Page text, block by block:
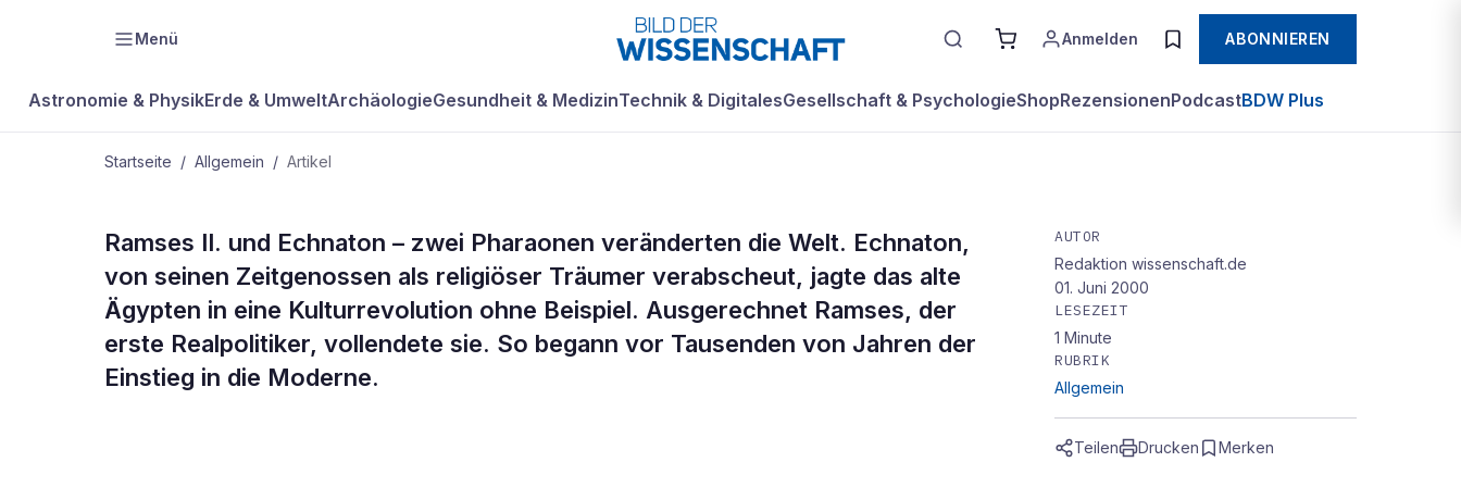
Menü Anmelden ABONNIEREN
Astronomie & PhysikErde & UmweltArchäologieGesundheit & MedizinTechnik & DigitalesGesellschaft & PsychologieShopRezensionenPodcastBDW Plus
Startseite / Allgemein / Artikel
ALLGEMEIN
Der Feldherr und der
Träumer
Ramses II. und Echnaton – zwei Pharaonen veränderten die Welt. Echnaton,
von seinen Zeitgenossen als religiöser Träumer verabscheut, jagte das alte
Ägypten in eine Kulturrevolution ohne Beispiel. Ausgerechnet Ramses, der
erste Realpolitiker, vollendete sie. So begann vor Tausenden von Jahren der
Einstieg in die Moderne.
AUTOR
Redaktion wissenschaft.de
01. Juni 2000
LESEZEIT
1 Minute
RUBRIK
Allgemein
Teilen Drucken Merken